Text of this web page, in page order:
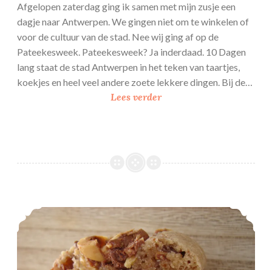
Afgelopen zaterdag ging ik samen met mijn zusje een
dagje naar Antwerpen. We gingen niet om te winkelen of
voor de cultuur van de stad. Nee wij ging af op de
Pateekesweek. Pateekesweek? Ja inderdaad. 10 Dagen
lang staat de stad Antwerpen in het teken van taartjes,
koekjes en heel veel andere zoete lekkere dingen. Bij de…
Lees verderU
a
t
e
e
Ferrero Rocher Koekjes